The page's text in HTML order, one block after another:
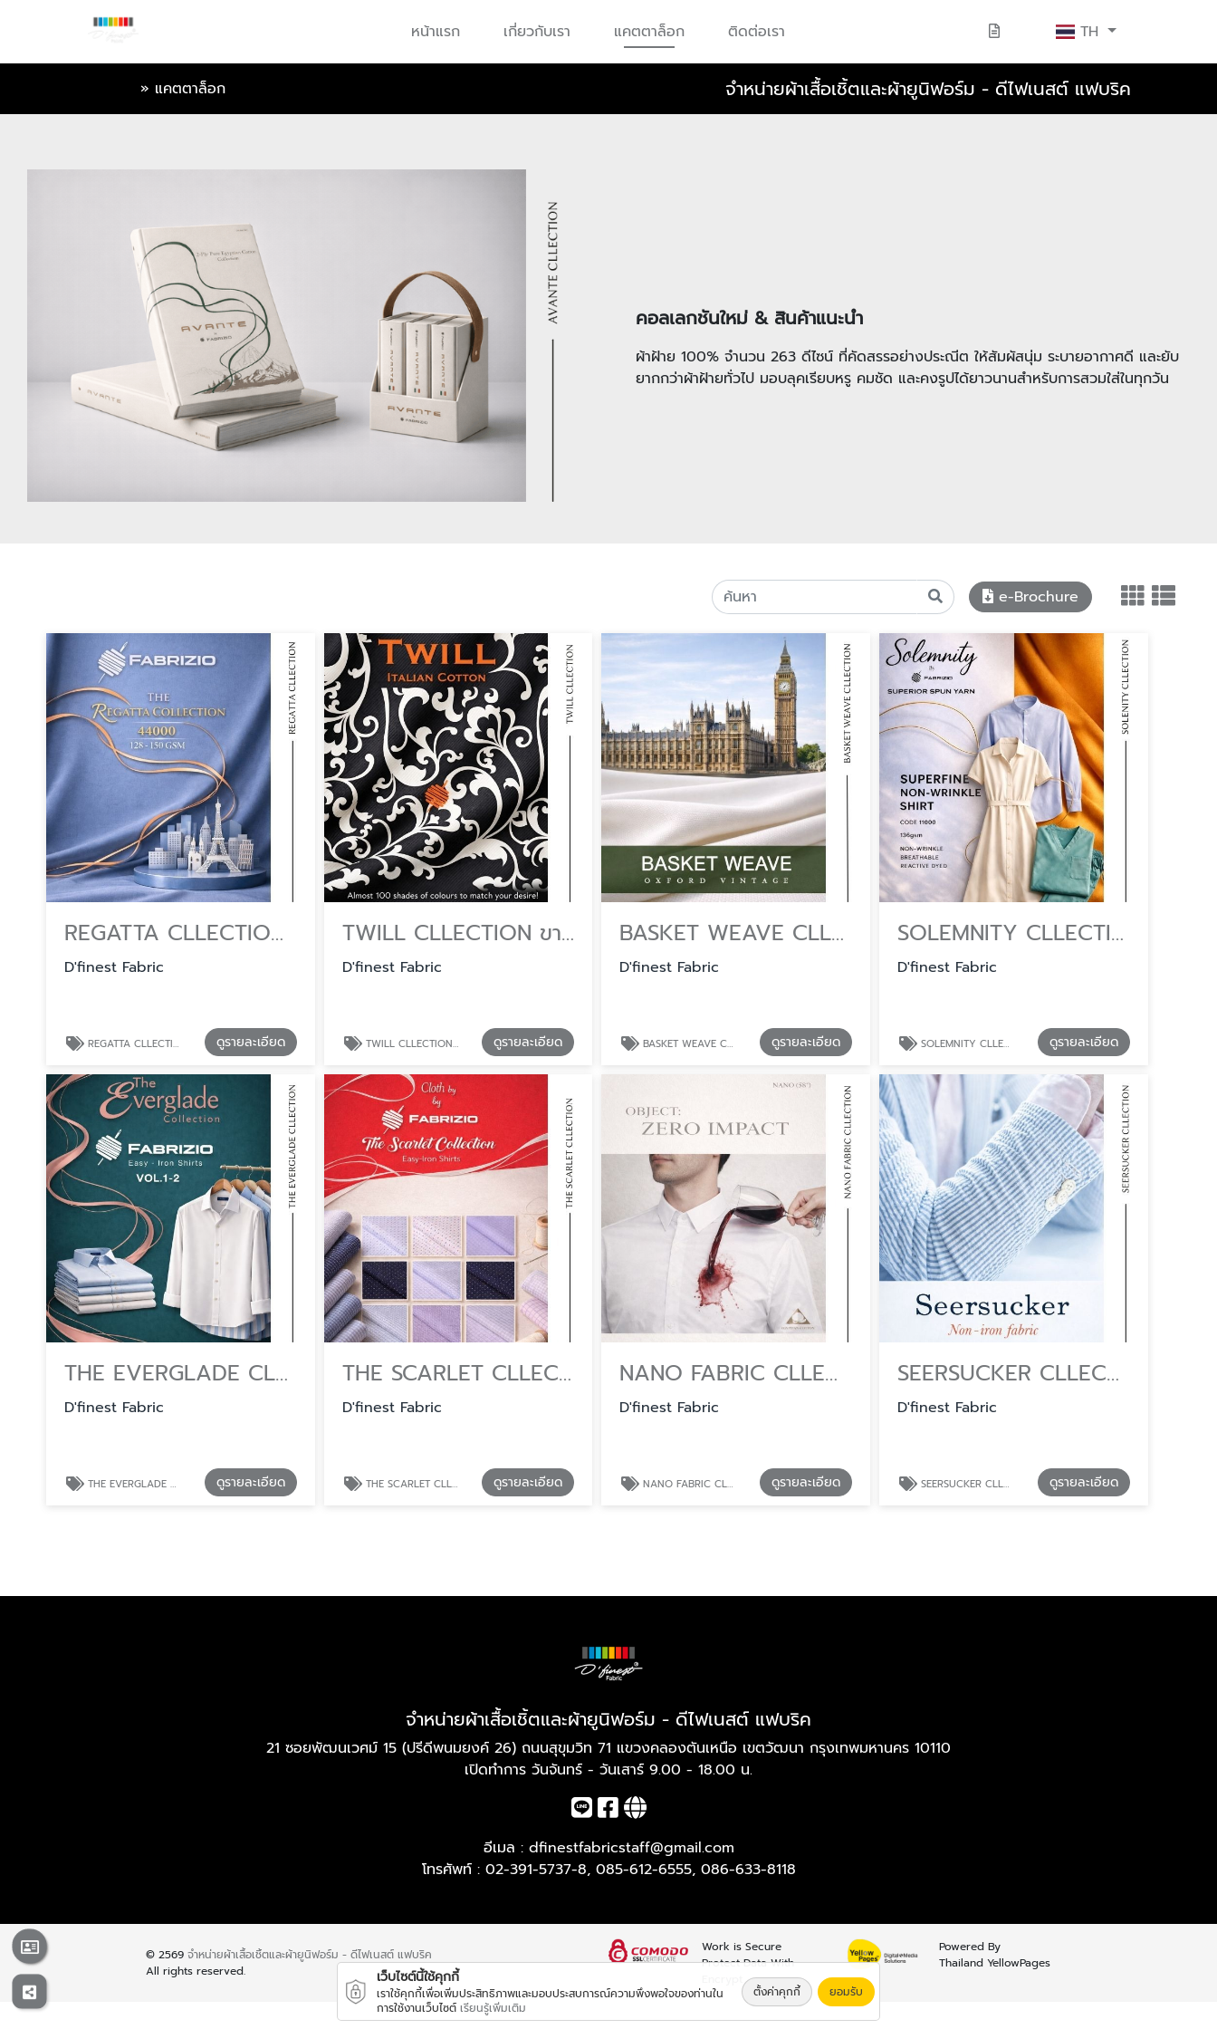
หน้าแรก เกี่ยวกับเรา แคตตาล็อก ติดต่อเรา TH
» แคตตาล็อก จำหน่ายผ้าเสื้อเชิ้ตและผ้ายูนิฟอร์ม - ดีไฟเนสต์ แฟบริค
คอลเลกชันใหม่ & สินค้าแนะนำ
ผ้าฝ้าย 100% จำนวน 263 ดีไซน์ ที่คัดสรรอย่างประณีต ให้สัมผัสนุ่ม ระบายอากาศดี และยับ
ยากกว่าผ้าฝ้ายทั่วไป มอบลุคเรียบหรู คมชัด และคงรูปได้ยาวนานสำหรับการสวมใส่ในทุกวัน
e-Brochure
REGATTA CLLECTION ขายส่งผ้า สำหรับโรงงานผลิตชุดสครับ (Scrubs)
D'finest Fabric
REGATTA CLLECTION ขายส่งผ้า สำหรับโรงงานผลิตชุดสครับ (Scrubs) ดูรายละเอียด
TWILL CLLECTION ขายส่งผ้าตัดยูนิฟอร์ม เกรดพรีเมียม
D'finest Fabric
TWILL CLLECTION ขายส่งผ้าตัดยูนิฟอร์ม เกรดพรีเมียม ดูรายละเอียด
BASKET WEAVE CLLECTION จำหน่ายผ้าคอตตอนและโพลีเอสเตอร์ ตัดเสื้อเชิ้ต
D'finest Fabric
BASKET WEAVE CLLECTION จำหน่ายผ้าคอตตอนและโพลีเอสเตอร์ ตัดเสื้อเชิ้ต ดูรายละเอียด
SOLEMNITY CLLECTION จำหน่ายผ้าตัดชุดพนักงาน ราคาส่ง
D'finest Fabric
SOLEMNITY CLLECTION จำหน่ายผ้าตัดชุดพนักงาน ราคาส่ง ดูรายละเอียด
THE EVERGLADE CLLECTION บริษัทขายผ้าตัดเสื้อเชิ้ตและยูนิฟอร์ม ครบวงจร
D'finest Fabric
THE EVERGLADE CLLECTION บริษัทขายผ้าตัดเสื้อเชิ้ตและยูนิฟอร์ม ครบวงจร ดูรายละเอียด
THE SCARLET CLLECTION ผ้าตัดยูนิฟอร์ม เนื้อดี ไม่ยับง่าย
D'finest Fabric
THE SCARLET CLLECTION ผ้าตัดยูนิฟอร์ม เนื้อดี ไม่ยับง่าย ดูรายละเอียด
NANO FABRIC CLLECTION รับผลิตผ้าตัดเสื้อเชิ้ต ตามสเปคองค์กร
D'finest Fabric
NANO FABRIC CLLECTION รับผลิตผ้าตัดเสื้อเชิ้ต ตามสเปคองค์กร ดูรายละเอียด
SEERSUCKER CLLECTION จำหน่ายผ้าตัดเสื้อเชิ้ตยกหลา
D'finest Fabric
SEERSUCKER CLLECTION จำหน่ายผ้าตัดเสื้อเชิ้ตยกหลา ดูรายละเอียด
จำหน่ายผ้าเสื้อเชิ้ตและผ้ายูนิฟอร์ม - ดีไฟเนสต์ แฟบริค
21 ซอยพัฒนเวศม์ 15 (ปรีดีพนมยงค์ 26) ถนนสุขุมวิท 71 แขวงคลองตันเหนือ เขตวัฒนา กรุงเทพมหานคร 10110
เปิดทำการ วันจันทร์ - วันเสาร์ 9.00 - 18.00 น.
อีเมล : dfinestfabricstaff@gmail.com
โทรศัพท์ : 02-391-5737-8, 085-612-6555, 086-633-8118
© 2569จำหน่ายผ้าเสื้อเชิ้ตและผ้ายูนิฟอร์ม - ดีไฟเนสต์ แฟบริค
All rights reserved.
Work is Secure
Protect Data With
Powered By
Thailand YellowPages
เว็บไซต์นี้ใช้คุกกี้
เราใช้คุกกี้เพื่อเพิ่มประสิทธิภาพและมอบประสบการณ์ความพึงพอใจของท่านใน
การใช้งานเว็บไซต์ เรียนรู้เพิ่มเติม
ตั้งค่าคุกกี้ ยอมรับ